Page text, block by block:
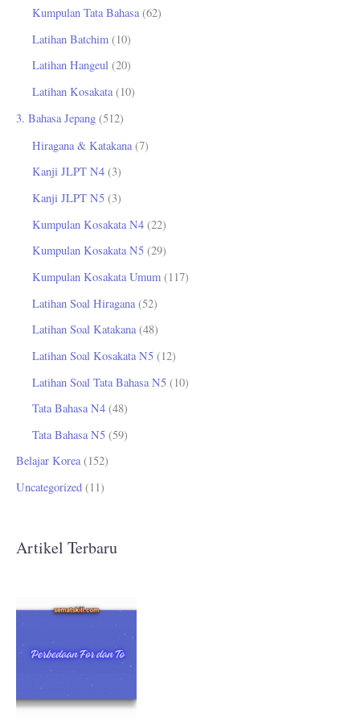
Kumpulan Tata Bahasa(62)
Latihan Batchim (10)
Latihan Hangeul (20)
Latihan Kosakata(10)
3. Bahasa Jepang (512)
Hiragana & Katakana (7)
Kanji JLPT N4 (3)
Kanji JLPT N5 (3)
Kumpulan Kosakata N4 (22)
Kumpulan Kosakata N5 (29)
Kumpulan Kosakata Umum (117)
Latihan Soal Hiragana (52)
Latihan Soal Katakana(48)
Latihan Soal Kosakata N5 (12)
Latihan Soal Tata Bahasa N5 (10)
Tata Bahasa N4 (48)
Tata Bahasa N5 (59)
Belajar Korea(152)
Uncategorized (11)
Artikel Terbaru